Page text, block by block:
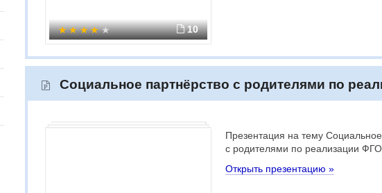
10
Социальное партнёрство с родителями по
Презентация на тему
с родителями по реализации
Открыть презентацию »